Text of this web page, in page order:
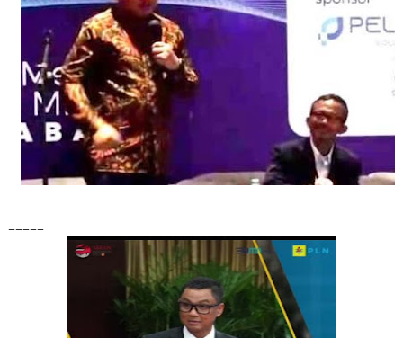
=====